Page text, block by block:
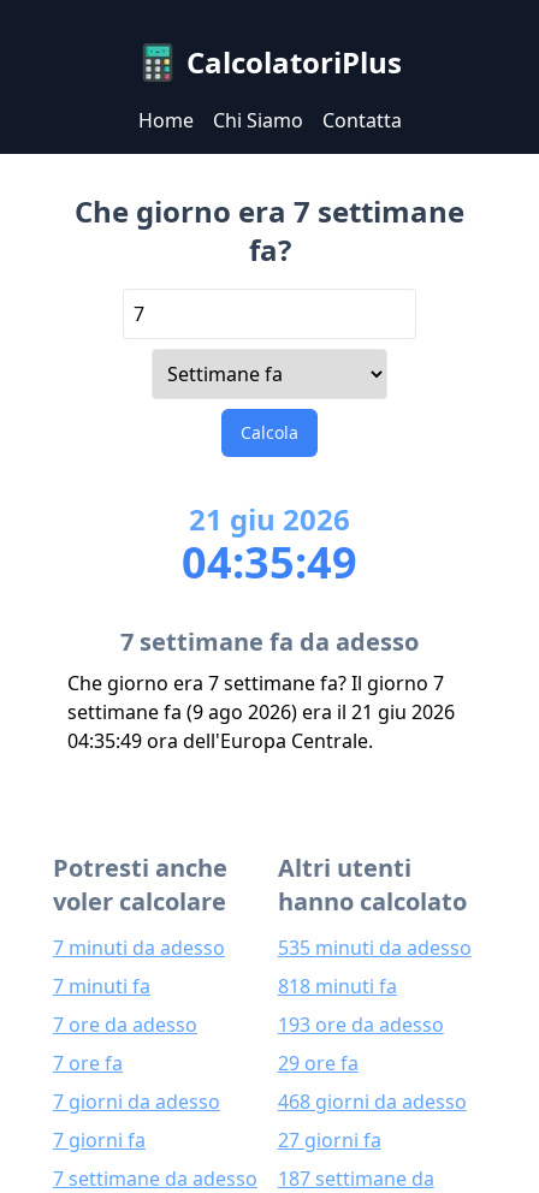
CalcolatoriPlus
Home Chi Siamo Contatta
Che giorno era 7 settimane
fa?
Calcola
21 giu 2026
04:35:49
7 settimane fa da adesso
Che giorno era 7 settimane fa? Il giorno 7
settimane fa (9 ago 2026) era il 21 giu 2026
04:35:49 ora dell'Europa Centrale.
Potresti anche
voler calcolare
7 minuti da adesso
7 minuti fa
7 ore da adesso
7 ore fa
7 giorni da adesso
7 giorni fa
7 settimane da adesso
Altri utenti
hanno calcolato
535 minuti da adesso
818 minuti fa
193 ore da adesso
29 ore fa
468 giorni da adesso
27 giorni fa
187 settimane da